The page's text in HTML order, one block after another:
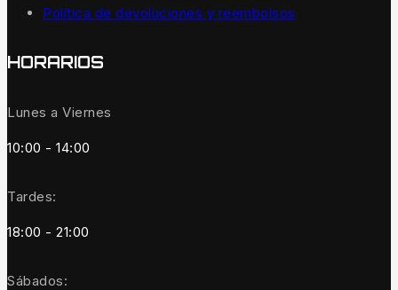
Política de devoluciones y reembolsos
HORARIOS
Lunes a Viernes
10:00 - 14:00
Tardes:
18:00 - 21:00
Sábados: